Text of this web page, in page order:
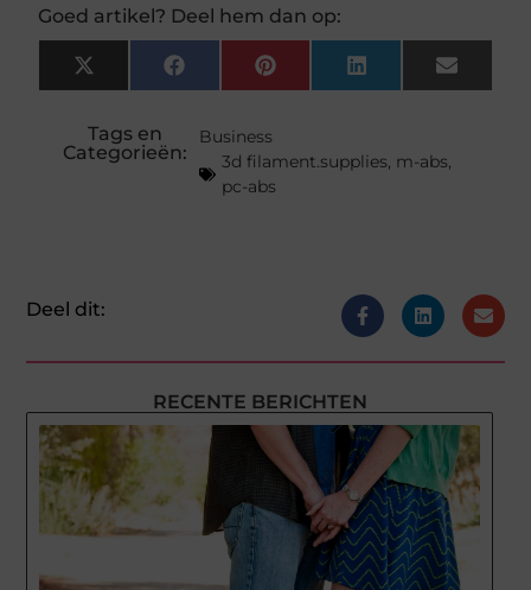
Goed artikel? Deel hem dan op:
X
(Twitter)
FacebookPinterestLinkedInEmail
Tags en
Categorieën:
Business
3d filament.supplies, m-abs,
pc-abs
Deel dit:
RECENTE BERICHTEN